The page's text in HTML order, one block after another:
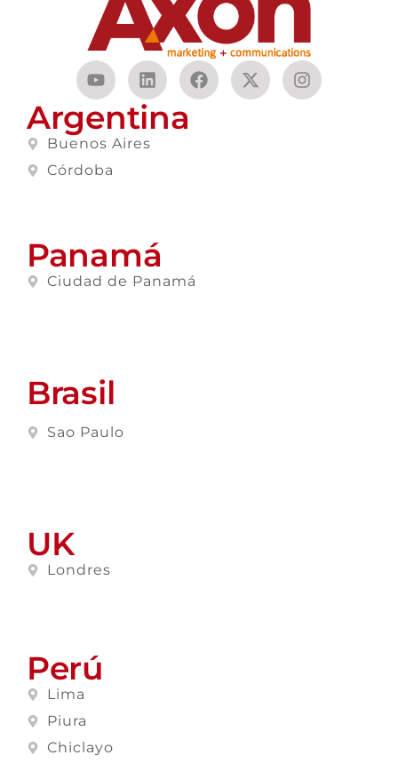
Argentina
Buenos Aires
Córdoba
Panamá
Ciudad de Panamá
Brasil
Sao Paulo
UK
Londres
Perú
Lima
Piura
Chiclayo